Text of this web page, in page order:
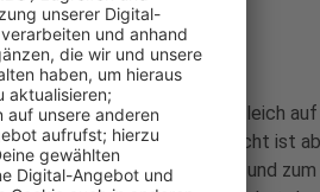
Radweg unterwegs. Fast gleich auf
Die schlechte Nachricht ist
sind – zu schmal und zum